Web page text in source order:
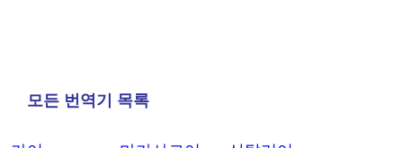
모든 번역기 목록